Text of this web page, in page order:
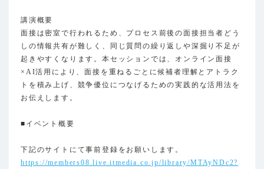
講演概要
面接は密室で行われるため、プロセス前後の面接担当者どう
しの情報共有が難しく、同じ質問の繰り返しや深掘り不足が
起きやすくなります。本セッションでは、オンライン面接
×AI活用により、面接を重ねるごとに候補者理解とアトラク
トを積み上げ、競争優位につなげるための実践的な活用法を
お伝えします。
■イベント概要
下記のサイトにて事前登録をお願いします。
https://members08.live.itmedia.co.jp/library/MTAyNDc2?